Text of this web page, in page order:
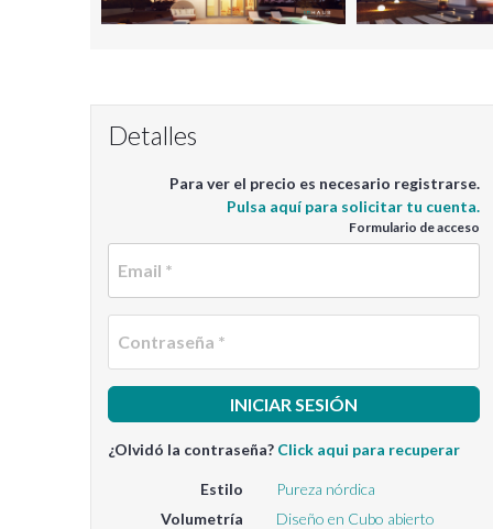
Detalles
Para ver el precio es necesario registrarse.
Pulsa aquí para solicitar tu cuenta.
Formulario de acceso
¿Olvidó la contraseña? Click aqui para recuperar
Estilo
Pureza nórdica
Volumetría
Diseño en Cubo abierto